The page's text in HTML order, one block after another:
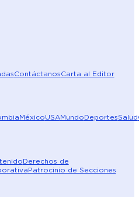
ContáctanosCarta al Editor
MéxicoUSAMundoDeportesSalud
Derechos de
Patrocinio de Secciones